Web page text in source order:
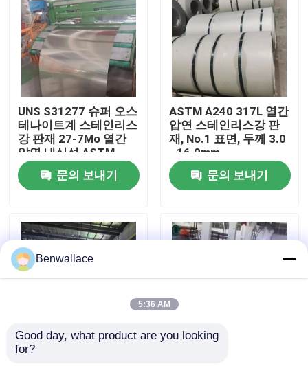
제품
비디오
우리 에 관한 것
공장 투어
저희와 연락
사건
UNS S31277 슈퍼 오스
테나이트계 스테인리스
강 판재 27-7Mo 열간
압연 내식성 ASTM
A240
문의 보내기
ASTM A240 317L 열간
압연 스테인리스강 판
재, No.1 표면, 두께 3.0
- 16.0mm
문의 보내기
부식 방지 열간 압연 고
Benwallace
5:36 AM
Good day, what product are you looking
for?